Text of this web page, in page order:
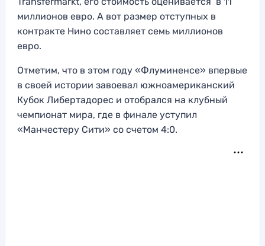
миллионов евро. А вот размер отступных в
контракте Нино составляет семь миллионов
евро.
Отметим, что в этом году «Флуминенсе» впервые
в своей истории завоевал южноамериканский
Кубок Либертадорес и отобрался на клубный
чемпионат мира, где в финале уступил
«Манчестеру Сити» со счетом 4:0.